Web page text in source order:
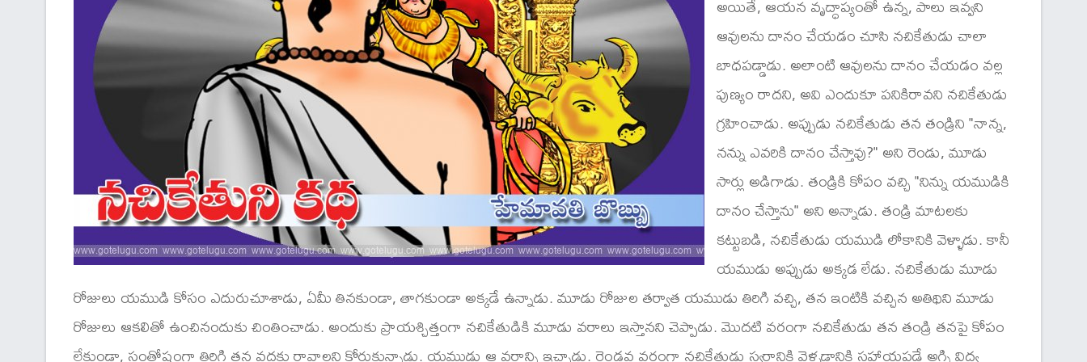
ఆవులను దానం చేయడం చూసి నచికేతుడు చాలా
బాధపడ్డాడు. అలాంటి ఆవులను దానం చేయడం వల్ల
పుణ్యం రాదని, అవి ఎందుకూ పనికిరావని నచికేతుడు
గ్రహించాడు. అప్పుడు నచికేతుడు తన తండ్రిని "నాన్న,
నన్ను ఎవరికి దానం చేస్తావు?" అని రెండు, మూడు
సార్లు అడిగాడు. తండ్రికి కోపం వచ్చి "నిన్ను యముడికి
దానం చేస్తాను" అని అన్నాడు. తండ్రి మాటలకు
కట్టుబడి, నచికేతుడు యముడి లోకానికి వెళ్ళాడు. కానీ
యముడు అప్పుడు అక్కడ లేడు. నచికేతుడు మూడు
రోజులు యముడి కోసం ఎదురుచూశాడు, ఏమీ తినకుండా, తాగకుండా అక్కడే ఉన్నాడు. మూడు రోజుల తర్వాత యముడు తిరిగి వచ్చి, తన ఇంటికి వచ్చిన అతిథిని మూడు
రోజులు ఆకలితో ఉంచినందుకు చింతించాడు. అందుకు ప్రాయశ్చిత్తంగా నచికేతుడికి మూడు వరాలు ఇస్తానని చెప్పాడు. మొదటి వరంగా నచికేతుడు తన తండ్రి తనపై కోపం
లేకుండా, సంతోషంగా తిరిగి తన వద్దకు రావాలని కోరుకున్నాడు. యముడు ఆ వరాన్ని ఇచ్చాడు. రెండవ వరంగా నచికేతుడు స్వర్గానికి వెళ్ళడానికి సహాయపడే అగ్ని విద్య